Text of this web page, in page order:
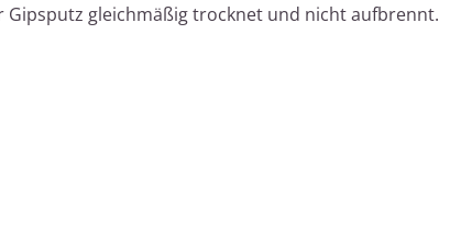
Gipsputz gleichmäßig trocknet und nicht aufbrennt.